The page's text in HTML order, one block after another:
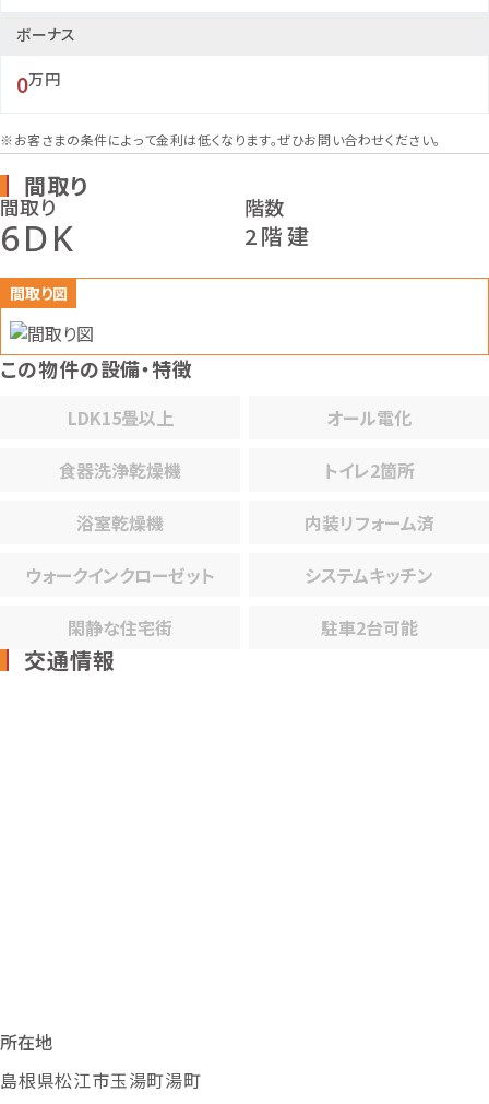
ボーナス
0万円
※お客さまの条件によって金利は低くなります。ぜひお問い合わせください。
間取り
間取り
6DK
階数
2階建
間取り図
この物件の設備・特徴
LDK15畳以上
オール電化
食器洗浄乾燥機
トイレ2箇所
浴室乾燥機
内装リフォーム済
ウォークインクローゼット
システムキッチン
閑静な住宅街
駐車2台可能
交通情報
所在地
島根県松江市玉湯町湯町